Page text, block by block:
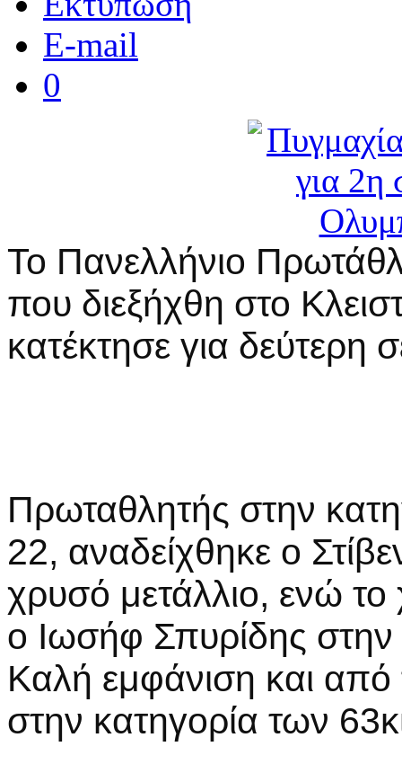
E-mail
0
Το Πανελλήνιο
που διεξήχθη στο
κατέκτησε για δεύτερη
Πρωταθλητής στην
22, αναδείχθηκε ο
χρυσό μετάλλιο, ενώ το
ο Ιωσήφ Σπυρίδης
Καλή εμφάνιση και
στην κατηγορία των